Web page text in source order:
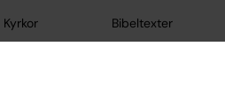
Kyrkor Bibeltexter